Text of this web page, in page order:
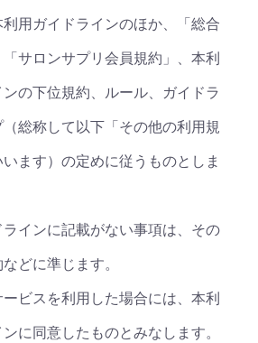
用ガイドラインのほか、「総合
サロンサプリ会員規約」、本利
の下位規約、ルール、ガイドラ
総称して以下「その他の利用規
ます）の定めに従うものとしま
インに記載がない事項は、その
どに準じます。
ビスを利用した場合には、本利
に同意したものとみなします。